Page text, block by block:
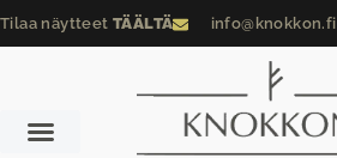
Tilaa näytteet TÄÄLTÄ info@knokkon.fi